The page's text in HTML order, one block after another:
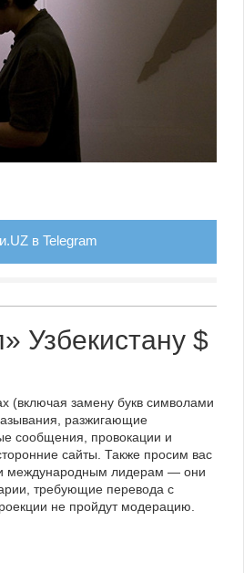
в Telegram
Узбекистану $
(включая замену букв символами
разжигающие
сообщения, провокации и
сайты. Также просим вас
и международным лидерам — они
требующие перевода с
не пройдут модерацию.